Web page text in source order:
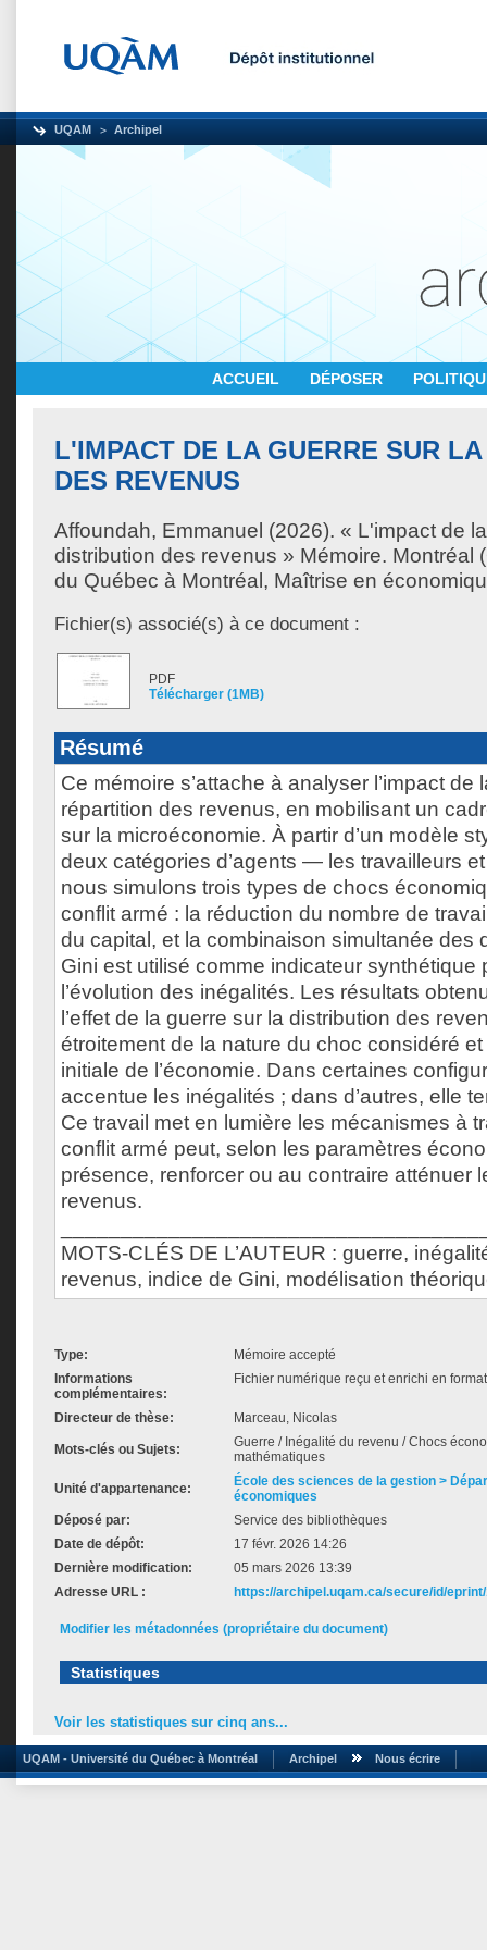
UQAM Archipel
ACCUEIL DÉPOSER
L'IMPACT DE LA GUERRE SUR
DES REVENUS
Affoundah, Emmanuel (2026). « L'impact de
distribution des revenus » Mémoire. Montréal
du Québec à Montréal, Maîtrise en
Fichier(s) associé(s) à ce document :
PDF
Télécharger (1MB)
Résumé
Ce mémoire s’attache à analyser l’impact de
répartition des revenus, en mobilisant un
sur la microéconomie. À partir d’un modèle
deux catégories d’agents — les travailleurs
nous simulons trois types de chocs
conflit armé : la réduction du nombre de
du capital, et la combinaison simultanée des
Gini est utilisé comme indicateur synthétique
l’évolution des inégalités. Les résultats
l’effet de la guerre sur la distribution des
étroitement de la nature du choc considéré
initiale de l’économie. Dans certaines
accentue les inégalités ; dans d’autres, elle
Ce travail met en lumière les mécanismes à
conflit armé peut, selon les paramètres
présence, renforcer ou au contraire atténuer
revenus.
MOTS-CLÉS DE L’AUTEUR : guerre,
revenus, indice de Gini, modélisation
Type:
Mémoire accepté
Informations
complémentaires:
Fichier numérique reçu et enrichi en
Directeur de thèse: Marceau, Nicolas
Mots-clés ou Sujets:
Guerre / Inégalité du revenu / Chocs
mathématiques
Unité d'appartenance:
École des sciences de la gestion >
économiques
Déposé par:
Service des bibliothèques
Date de dépôt:
17 févr. 2026 14:26
Dernière modification:
05 mars 2026 13:39
Adresse URL :
https://archipel.uqam.ca/secure/id/
Modifier les métadonnées (propriétaire du document)
Statistiques
Voir les statistiques sur cinq ans...
UQAM - Université du Québec à Montréal Archipel Nous écrire